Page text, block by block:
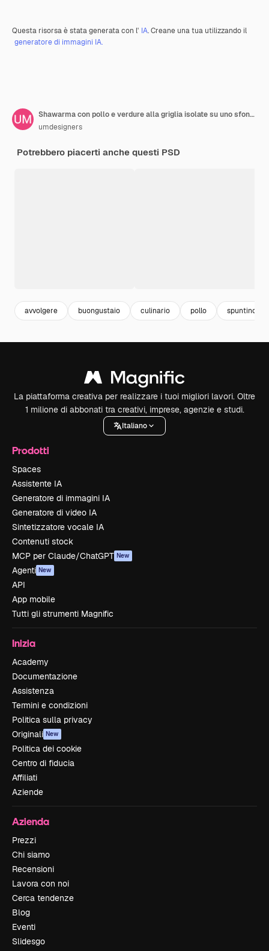
Questa risorsa è stata generata con l' IA. Creane una tua utilizzando il
generatore di immagini IA.
Shawarma con pollo e verdure alla griglia isolate su uno sfondo trasparente
umdesigners
Potrebbero piacerti anche questi PSD
avvolgere buongustaio culinario pollo spuntino
La piattaforma creativa per realizzare i tuoi migliori lavori. Oltre
1 milione di abbonati tra creativi, imprese, agenzie e studi.
Italiano
Prodotti
Spaces
Assistente IA
Generatore di immagini IA
Generatore di video IA
Sintetizzatore vocale IA
Contenuti stock
MCP per Claude/ChatGPT New
Agenti New
API
App mobile
Tutti gli strumenti Magnific
Inizia
Academy
Documentazione
Assistenza
Termini e condizioni
Politica sulla privacy
Originali New
Politica dei cookie
Centro di fiducia
Affiliati
Aziende
Azienda
Prezzi
Chi siamo
Recensioni
Lavora con noi
Cerca tendenze
Blog
Eventi
Slidesgo